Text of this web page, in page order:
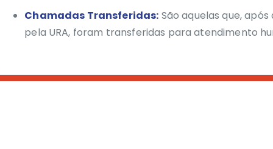
Chamadas Transferidas: São aquelas que,
pela URA, foram transferidas para atendimento